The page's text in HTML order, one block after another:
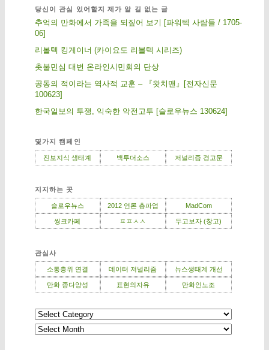
당신이 관심 있어할지 제가 알 길 없는 글
추억의 만화에서 가족을 되짚어 보기 [파워텍 사람들 / 1705-
06]
리볼텍 킹게이너 (카이요도 리볼텍 시리즈)
촛불민심 대변 온라인시민회의 단상
공동의 적이라는 역사적 교훈 – 『왓치맨』[전자신문
100623]
한국일보의 투쟁, 익숙한 악전고투 [슬로우뉴스 130624]
몇가지 캠페인
진보지식 생태계 백투더소스 저널리즘 경고문
지지하는 곳
슬로우뉴스 2012 언론 총파업 MadCom
씽크카페 ㅍㅍㅅㅅ 두고보자 (창고)
관심사
소통층위 연결 데이터 저널리즘 뉴스생태계 개선
만화 종다양성 표현의자유 만화인노조